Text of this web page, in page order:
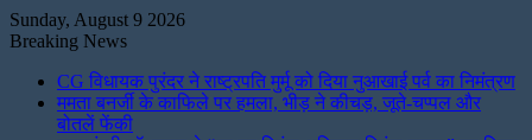
Sunday, August 9 2026
Breaking News
CG विधायक पुरंदर ने राष्ट्रपति मुर्मू को दिया नुआखाई पर्व का निमंत्रण
ममता बनर्जी के काफिले पर हमला, भीड़ ने कीचड़, जूते-चप्पल और
बोतलें फेंकी